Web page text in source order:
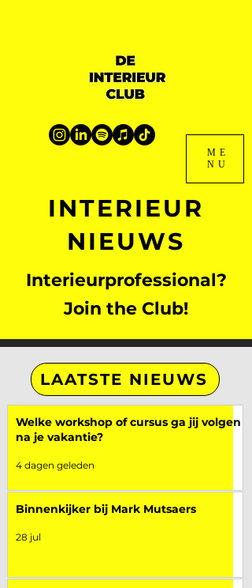
ME
NU
INTERIEUR
NIEUWS
Interieurprofessional?
Join the Club!
LAATSTE NIEUWS
Welke workshop of cursus ga jij volgen
na je vakantie?
4 dagen geleden
Binnenkijker bij Mark Mutsaers
28 jul